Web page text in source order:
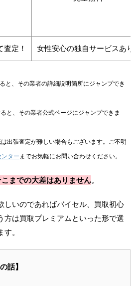
定！ 女性安心の独自サービスあり
と、その業者の詳細説明箇所にジャンプでき
と、その業者公式ページにジャンプできま
出張査定が難しい場合もございます。ご不明
ンター までお気軽にお問い合わせください。
までの大差はありません。
しいのであればバイセル、買取初心
方は買取プレミアムといった形で選
。
話】